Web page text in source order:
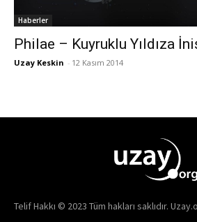
Haberler
Philae – Kuyruklu Yıldıza
Uzay Keskin - 12 Kasım 2014
Telif Hakkı © 2023 Tüm hakları saklıdır.